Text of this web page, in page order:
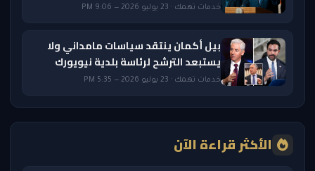
خدمات تهمك · 23 يوليو 2026 — 9:06 PM
بيل أكمان ينتقد سياسات مامداني ولا
يستبعد الترشح لرئاسة بلدية نيويورك
خدمات تهمك · 23 يوليو 2026 — 5:35 PM
الأكثر قراءة الآن